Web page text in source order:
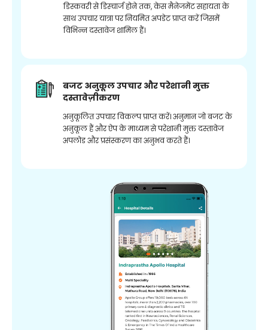
डिस्कवरी से डिस्चार्ज होने तक, केस मैनेजमेंट सहायता के
साथ उपचार यात्रा पर नियमित अपडेट प्राप्त करें जिसमें
विभिन्न दस्तावेज शामिल हैं।
बजट अनुकूल उपचार और परेशानी मुक्त
दस्तावेज़ीकरण
अनुकूलित उपचार विकल्प प्राप्त करें। अनुमान जो बजट के
अनुकूल हैं और ऐप के माध्यम से परेशानी मुक्त दस्तावेज
अपलोड और प्रसंस्करण का अनुभव करते हैं।